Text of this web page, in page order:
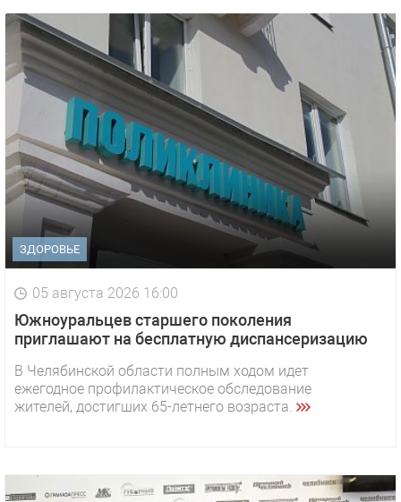
ЗДОРОВЬЕ
05 августа 2026 16:00
Южноуральцев старшего поколения
приглашают на бесплатную диспансеризацию
В Челябинской области полным ходом идет
ежегодное профилактическое обследование
жителей, достигших 65-летнего возраста.